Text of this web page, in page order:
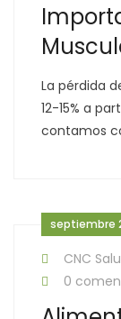
La pérdida
12-15% a
contamos
septiembre
CNC
0